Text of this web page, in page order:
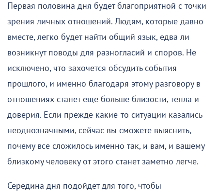
Первая половина дня будет благоприятной с точки
зрения личных отношений. Людям, которые давно
вместе, легко будет найти общий язык, едва ли
возникнут поводы для разногласий и споров. Не
исключено, что захочется обсудить события
прошлого, и именно благодаря этому разговору в
отношениях станет еще больше близости, тепла и
доверия. Если прежде какие-то ситуации казались
неоднозначными, сейчас вы сможете выяснить,
почему все сложилось именно так, и вам, и вашему
близкому человеку от этого станет заметно легче.
Середина дня подойдет для того, чтобы